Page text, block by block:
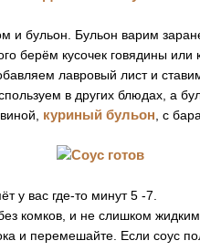
и бульон. Бульон варим
берём кусочек говядины
лавровый лист и
в других блюдах, а
куриный бульон , с
у вас где-то минут 5 -7.
комков, и не слишком
и перемешайте. Если соус